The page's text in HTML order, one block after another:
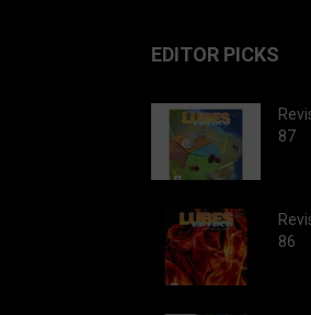
EDITOR PICKS
87
86